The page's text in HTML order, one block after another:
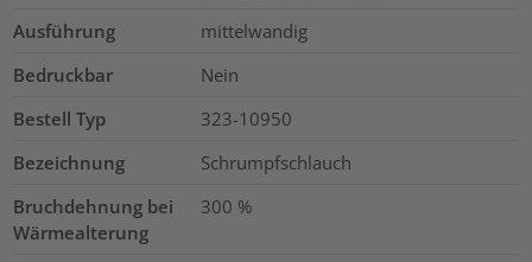
Ausführung
mittelwandig
Bedruckbar
Nein
Bestell Typ
323-10950
Bezeichnung
Schrumpfschlauch
Bruchdehnung bei
Wärmealterung
300 %